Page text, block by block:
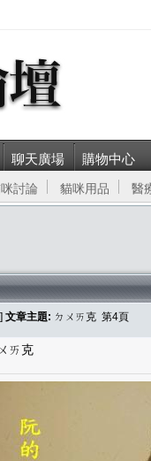
聊天廣場 購物中心
討論 貓咪用品 醫
] 文章主題: ㄉㄨㄞ克 第4頁
ㄞ克